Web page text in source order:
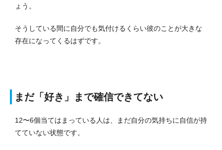
ょう。
そうしている間に自分でも気付けるくらい彼のことが大きな
存在になってくるはずです。
まだ「好き」まで確信できてない
12〜6個当てはまっている人は、まだ自分の気持ちに自信が持
てていない状態です。